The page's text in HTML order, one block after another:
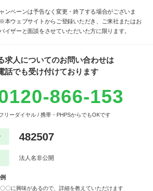
ンペーンは予告なく変更・終了する場合がございま
本ウェブサイトからご登録いただき、ご来社またはお
イザーと面談をさせていただいた方に限ります。
求人についてのお問い合わせは
話でも受け付けております
866-153
リーダイヤル / 携帯・PHPSからでもOKです
482507
法人名非公開
〇〇に興味があるので、詳細を教えていただけます